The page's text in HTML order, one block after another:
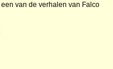
van de verhalen van Falco